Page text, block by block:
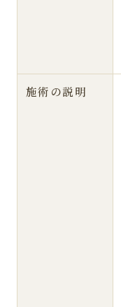
施術の説明